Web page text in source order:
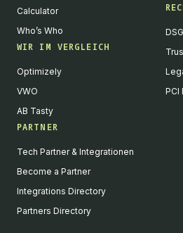
Calculator
Who’s Who
WIR IM VERGLEICH
Optimizely
VWO
AB Tasty
PARTNER
Tech Partner & Integrationen
Become a Partner
Integrations Directory
Partners Directory
PCI
We value your privacy
We collect and process your data on
selected purposes, or you can decline